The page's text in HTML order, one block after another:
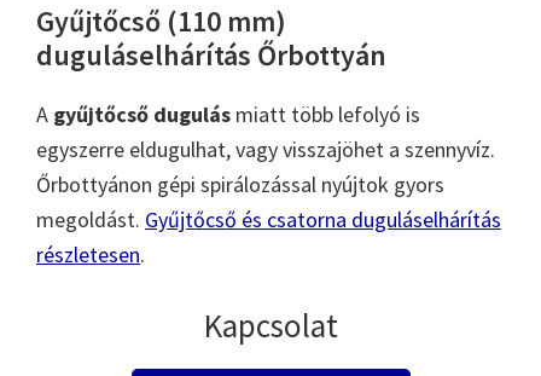
Gyűjtőcső (110 mm)
duguláselhárítás Őrbottyán
A gyűjtőcső dugulás miatt több lefolyó is
egyszerre eldugulhat, vagy visszajöhet a szennyvíz.
Őrbottyánon gépi spirálozással nyújtok gyors
megoldást. Gyűjtőcső és csatorna duguláselhárítás
részletesen.
Kapcsolat